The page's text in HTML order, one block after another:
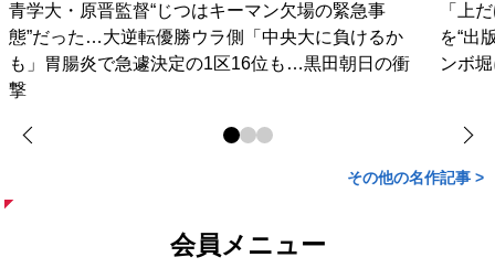
青学大・原晋監督“じつはキーマン欠場の緊急事
態”だった…大逆転優勝ウラ側「中央大に負けるか
も」胃腸炎で急遽決定の1区16位も…黒田朝日の衝
撃
「上
を“出
ンボ
その他の名作記事 >
会員メニュー